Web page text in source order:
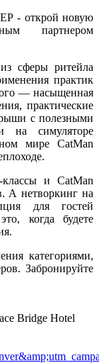
- открой новую
партнером
сферы ритейла
практик
— насыщенная
практические
с полезными
на симуляторе
мире CatMan
классы и CatMan
А нетворкинг на
для гостей
когда будете
категориями,
Забронируйте
Bridge Hotel